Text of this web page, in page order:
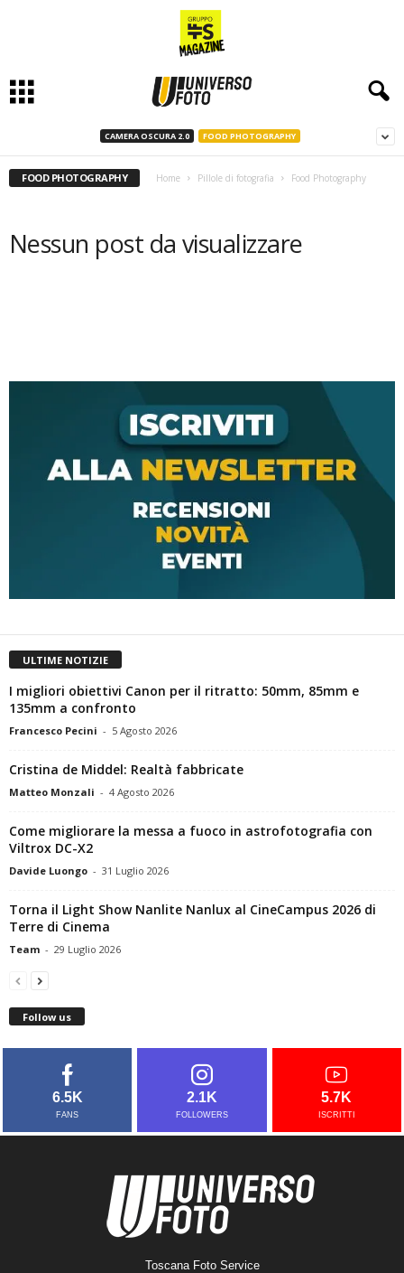
CAMERA OSCURA 2.0 FOOD PHOTOGRAPHY
FOOD PHOTOGRAPHY Home Pillole di fotografia Food Photography
Nessun post da visualizzare
ULTIME NOTIZIE
I migliori obiettivi Canon per il ritratto: 50mm, 85mm e
135mm a confronto
Francesco Pecini - 5 Agosto 2026
Cristina de Middel: Realtà fabbricate
Matteo Monzali - 4 Agosto 2026
Come migliorare la messa a fuoco in astrofotografia con
Viltrox DC-X2
Davide Luongo - 31 Luglio 2026
Torna il Light Show Nanlite Nanlux al CineCampus 2026 di
Terre di Cinema
Team - 29 Luglio 2026
Follow us
6.5K
FANS
2.1K
FOLLOWERS
5.7K
ISCRITTI
Toscana Foto Service